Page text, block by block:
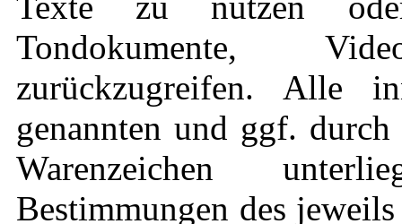
Tondokumente,
zurückzugreifen. Alle
genannten und ggf.
Warenzeichen
Bestimmungen des